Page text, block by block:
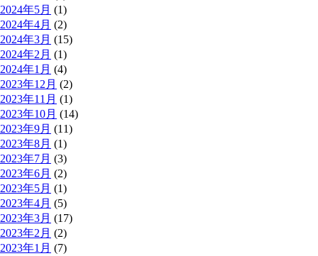
2024年5月 (1)
2024年4月 (2)
2024年3月 (15)
2024年2月 (1)
2024年1月 (4)
2023年12月 (2)
2023年11月 (1)
2023年10月 (14)
2023年9月 (11)
2023年8月 (1)
2023年7月 (3)
2023年6月 (2)
2023年5月 (1)
2023年4月 (5)
2023年3月 (17)
2023年2月 (2)
2023年1月 (7)